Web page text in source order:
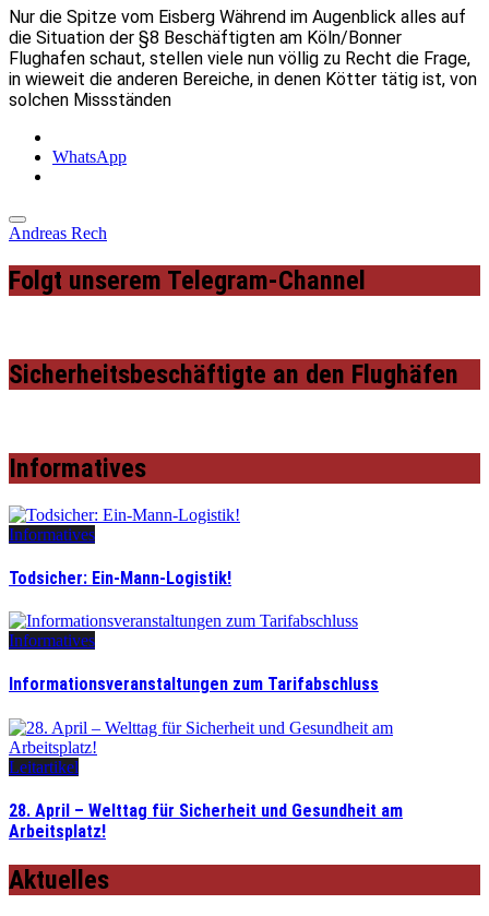
Nur die Spitze vom Eisberg Während im Augenblick alles auf
die Situation der §8 Beschäftigten am Köln/Bonner
Flughafen schaut, stellen viele nun völlig zu Recht die Frage,
in wieweit die anderen Bereiche, in denen Kötter tätig ist, von
solchen Missständen
WhatsApp
Andreas Rech
Folgt unserem Telegram-Channel
Sicherheitsbeschäftigte an den Flughäfen
Informatives
Informatives
Todsicher: Ein-Mann-Logistik!
Informatives
Informationsveranstaltungen zum Tarifabschluss
Leitartikel
28. April – Welttag für Sicherheit und Gesundheit am
Arbeitsplatz!
Aktuelles